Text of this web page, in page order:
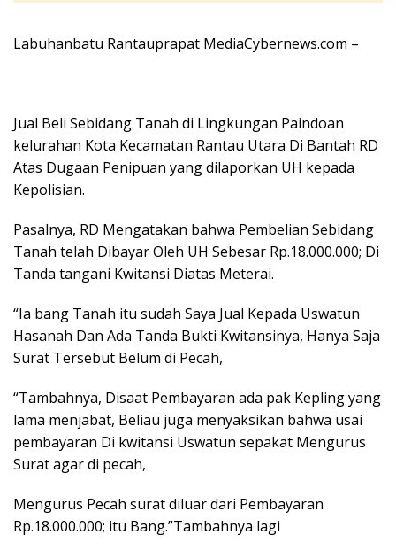
Labuhanbatu Rantauprapat MediaCybernews.com –
Jual Beli Sebidang Tanah di Lingkungan Paindoan
kelurahan Kota Kecamatan Rantau Utara Di Bantah RD
Atas Dugaan Penipuan yang dilaporkan UH kepada
Kepolisian.
Pasalnya, RD Mengatakan bahwa Pembelian Sebidang
Tanah telah Dibayar Oleh UH Sebesar Rp.18.000.000; Di
Tanda tangani Kwitansi Diatas Meterai.
“Ia bang Tanah itu sudah Saya Jual Kepada Uswatun
Hasanah Dan Ada Tanda Bukti Kwitansinya, Hanya Saja
Surat Tersebut Belum di Pecah,
“Tambahnya, Disaat Pembayaran ada pak Kepling yang
lama menjabat, Beliau juga menyaksikan bahwa usai
pembayaran Di kwitansi Uswatun sepakat Mengurus
Surat agar di pecah,
Mengurus Pecah surat diluar dari Pembayaran
Rp.18.000.000; itu Bang.”Tambahnya lagi